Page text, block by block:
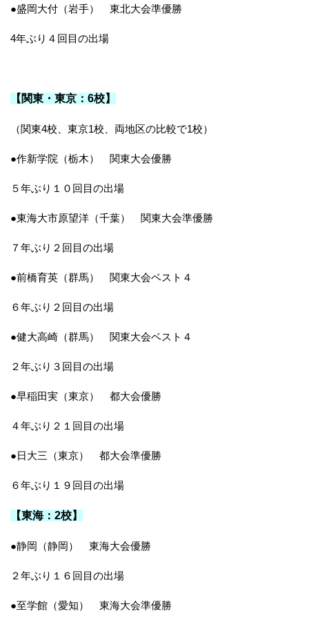
●盛岡大付（岩手） 東北大会準優勝
4年ぶり４回目の出場
【関東・東京：6校】
（関東4校、東京1校、両地区の比較で1校）
●作新学院（栃木） 関東大会優勝
５年ぶり１０回目の出場
●東海大市原望洋（千葉） 関東大会準優勝
７年ぶり２回目の出場
●前橋育英（群馬） 関東大会ベスト４
６年ぶり２回目の出場
●健大高崎（群馬） 関東大会ベスト４
２年ぶり３回目の出場
●早稲田実（東京） 都大会優勝
４年ぶり２１回目の出場
●日大三（東京） 都大会準優勝
６年ぶり１９回目の出場
【東海：2校】
●静岡（静岡） 東海大会優勝
２年ぶり１６回目の出場
●至学館（愛知） 東海大会準優勝